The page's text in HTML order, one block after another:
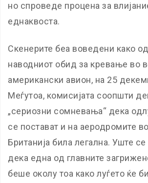
но спроведе процена за
еднаквоста.
Скенерите беа воведени како
наводниот обид за кревање во
американски авион, на 25
Меѓутоа, комисијата соопшти
„сериозни сомневања“ дека
се постават и на аеродромите
Британија била легална. Уште
дека една од главните
беше околу тоа како луѓето ќе